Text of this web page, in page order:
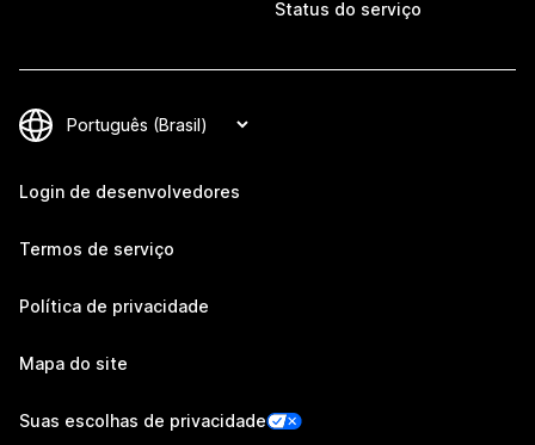
Status do serviço
Login de desenvolvedores
Termos de serviço
Política de privacidade
Mapa do site
Suas escolhas de privacidade